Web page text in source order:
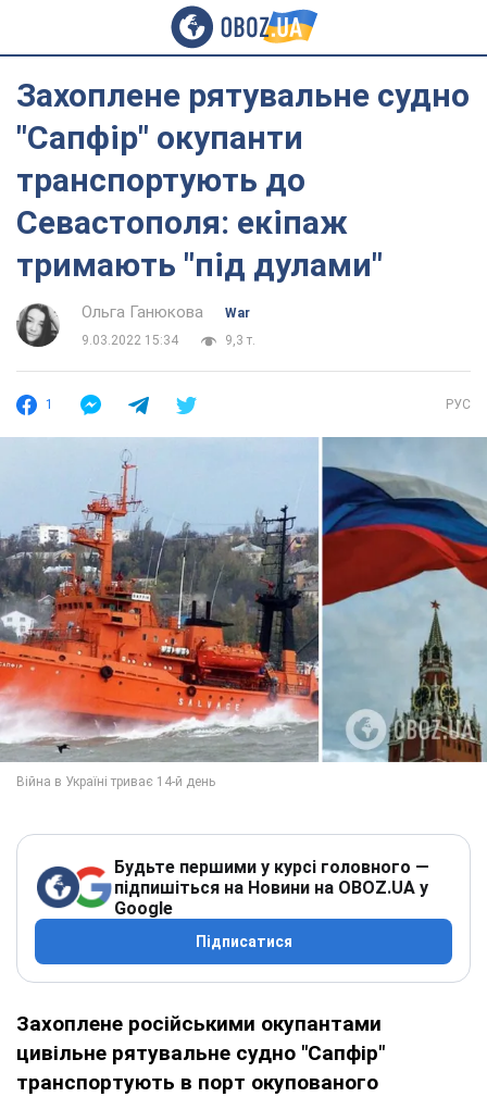
Захоплене рятувальне судно
"Сапфір" окупанти
транспортують до
Севастополя: екіпаж
тримають "під дулами"
Ольга Ганюкова
War
9.03.2022 15:34
9,3 т.
1 РУС
Будьте першими у курсі головного —
підпишіться на Новини на OBOZ.UA у
Google
Підписатися
Захоплене російськими окупантами
цивільне рятувальне судно "Сапфір"
транспортують в порт окупованого